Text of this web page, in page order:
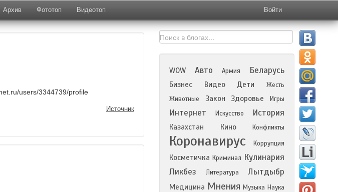
Архив Фототоп Видеотоп Войти
users/3344739/profile
Источник
WOW Авто Армия Беларусь
Бизнес Видео Дети
Жесть
Животные
Закон Здоровье Игры
Интернет Искусство История
Казахстан Кино Конфликты
Коронавирус Коррупция
Косметичка Криминал Кулинария
Ликбез
Литература Лытдыбр
Медицина Мнения Музыка Наука